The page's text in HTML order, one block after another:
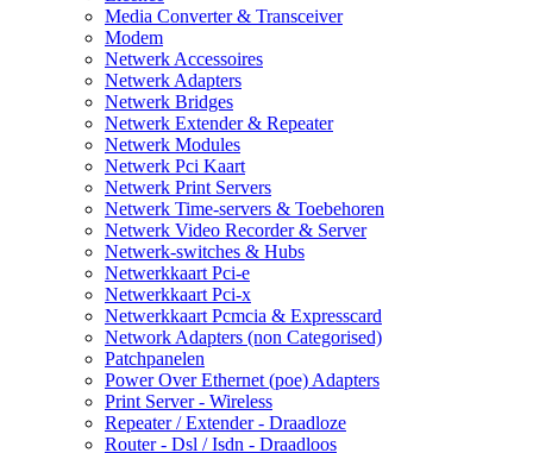
Media Converter & Transceiver
Modem
Netwerk Accessoires
Netwerk Adapters
Netwerk Bridges
Netwerk Extender & Repeater
Netwerk Modules
Netwerk Pci Kaart
Netwerk Print Servers
Netwerk Time-servers & Toebehoren
Netwerk Video Recorder & Server
Netwerk-switches & Hubs
Netwerkkaart Pci-e
Netwerkkaart Pci-x
Netwerkkaart Pcmcia & Expresscard
Network Adapters (non Categorised)
Patchpanelen
Power Over Ethernet (poe) Adapters
Print Server - Wireless
Repeater / Extender - Draadloze
Router - Dsl / Isdn - Draadloos